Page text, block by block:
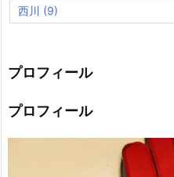
西川 (9)
プロフィール
プロフィール